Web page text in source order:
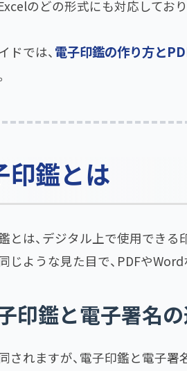
のどの形式にも対応してお
ドでは、​ 電子印鑑の作り方と
印鑑とは
とは、デジタル上で使用でき
じような見た目で、PDFや
印鑑と電子署名の
されますが、電子印鑑と電子署